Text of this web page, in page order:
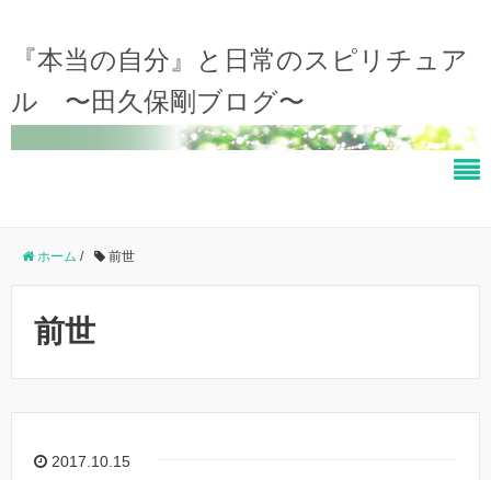
『本当の自分』と日常のスピリチュア
ル 〜田久保剛ブログ〜
ホーム / 前世
前世
2017.10.15